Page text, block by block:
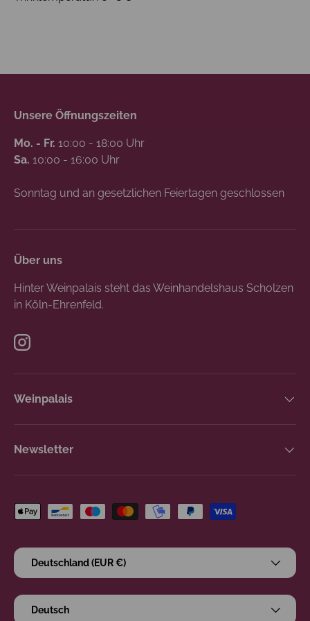
Unsere Öffnungszeiten
Mo. - Fr. 10:00 - 18:00 Uhr
Sa. 10:00 - 16:00 Uhr
Sonntag und an gesetzlichen Feiertagen geschlossen
Über uns
Hinter Weinpalais steht das Weinhandelshaus Scholzen
in Köln-Ehrenfeld.
Instagram
Weinpalais
Newsletter
Zahlungsmethoden
Land/Region
Deutschland (EUR €)
Sprache
Deutsch